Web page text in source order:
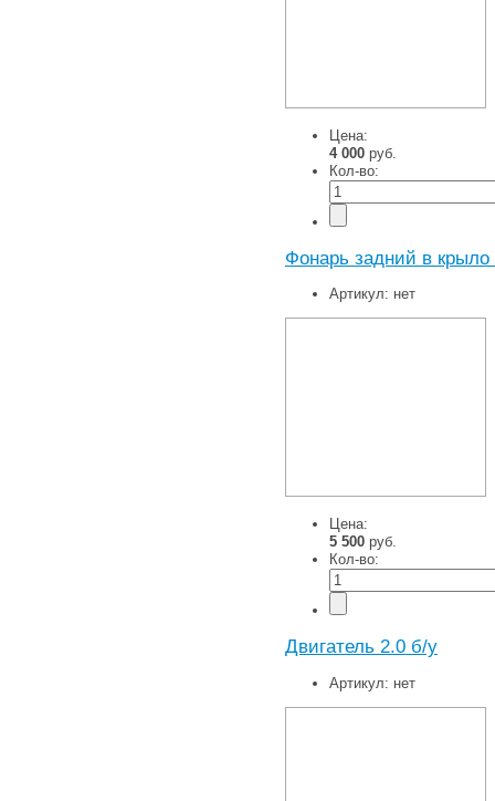
Цена:
4 000 руб.
Кол-во:
Фонарь задний в
Артикул: нет
Цена:
5 500 руб.
Кол-во:
Двигатель 2.0 б/у
Артикул: нет